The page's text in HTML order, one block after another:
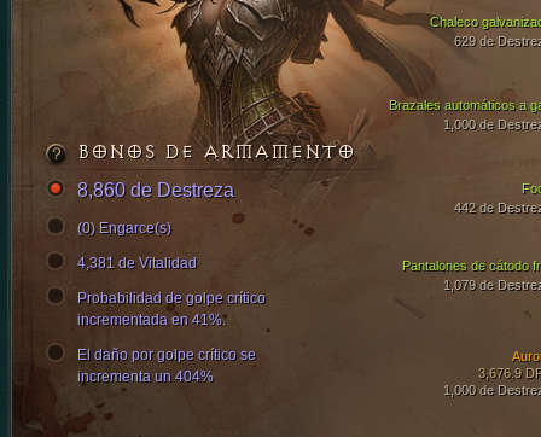
Chaleco
629 de
Brazales automáticos a
1,000 de
Pantalones de cátodo
1,079 de
3,676.9
1,000 de
442 de
BONOS DE ARMAMENTO
8,860 de Destreza
(0) Engarce(s)
4,381 de Vitalidad
Probabilidad de golpe crítico
incrementada en 41%.
El daño por golpe crítico se
incrementa un 404%